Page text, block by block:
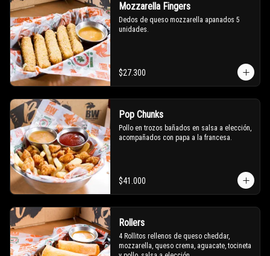
Mozzarella Fingers
Dedos de queso mozzarella apanados 5
unidades.
$27.300
Pop Chunks
Pollo en trozos bañados en salsa a elección,
acompañados con papa a la francesa.
$41.000
Rollers
4 Rollitos rellenos de queso cheddar,
mozzarella, queso crema, aguacate, tocineta